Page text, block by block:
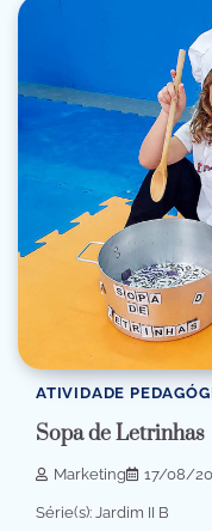
ATIVIDADE
Sopa de Letrinhas
Marketing 17/08/
Série(s): Jardim II B